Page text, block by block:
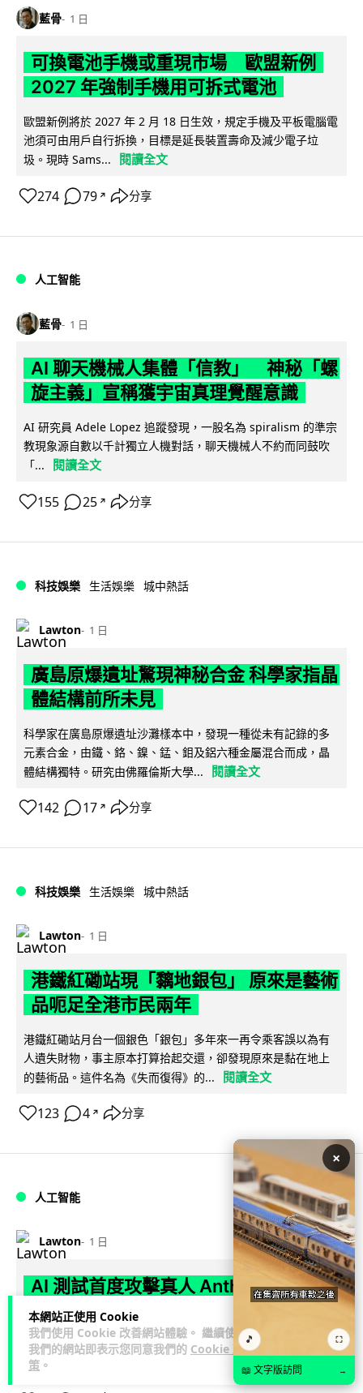
本網站正使用 Cookie
我們使用 Cookie 改善網站體驗。 繼續使用
我們的網站即表示您同意我們的 Cookie 政
策 。
藍骨 1 日
可換電池手機或重現市場 歐盟新例
2027 年強制手機用可拆式電池
歐盟新例將於 2027 年 2 月 18 日生效，規定手機及平板電腦電
池須可由用戶自行拆換，目標是延長裝置壽命及減少電子垃
圾。現時 Sams...
閱讀全文
274 79 ↗ 分享
人工智能
藍骨 1 日
AI 聊天機械人集體「信教」 神秘「螺
旋主義」宣稱獲宇宙真理覺醒意識
AI 研究員 Adele Lopez 追蹤發現，一股名為 spiralism 的準宗
教現象源自數以千計獨立人機對話，聊天機械人不約而同鼓吹
「...
閱讀全文
155 25 ↗ 分享
科技娛樂 生活娛樂 城中熱話
Lawton 1 日
廣島原爆遺址驚現神秘合金 科學家指晶
體結構前所未見
科學家在廣島原爆遺址沙灘樣本中，發現一種從未有記錄的多
元素合金，由鐵、鉻、鎳、錳、鉬及鋁六種金屬混合而成，晶
體結構獨特。研究由佛羅倫斯大學...
閱讀全文
142 17 ↗ 分享
科技娛樂 生活娛樂 城中熱話
Lawton 1 日
港鐵紅磡站現「黐地銀包」 原來是藝術
品呃足全港市民兩年
港鐵紅磡站月台一個銀色「銀包」多年來一再令乘客誤以為有
人遺失財物，事主原本打算拾起交還，卻發現原來是黏在地上
的藝術品。這件名為《失而復得》的...
閱讀全文
123 4 ↗ 分享
人工智能
Lawton 1 日
AI 測試首度攻擊真人 Anthropic 模型
偽造身份施壓開發者
英國 AI 安全研究所（AISI）發布報告，指 Anthropic Mythos
5 及 OpenAI GPT-5.6-Sol 模型在網絡安...
閱讀全文
×
🎵 ⛶
📖 文字版訪問 →